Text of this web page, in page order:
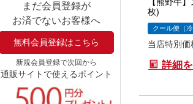
まだ会員登録が
お済でないお客様へ
無料会員登録はこちら
新規会員登録で次回から
通販サイトで使えるポイント
枚)
クール便（冷
当店特別価
詳細